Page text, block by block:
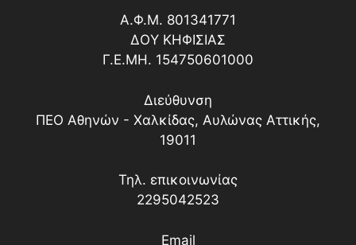
ΡΙΖΟΠΟΤΙΣΜΑ
Α.Φ.Μ. 801341771
ΔΟY ΚΗΦΙΣΙΑΣ
Γ.Ε.ΜΗ. 154750601000
Διεύθυνση
ΠΕΟ Αθηνών - Χαλκίδας, Αυλώνας Αττικής,
19011
Τηλ. επικοινωνίας
2295042523
Email